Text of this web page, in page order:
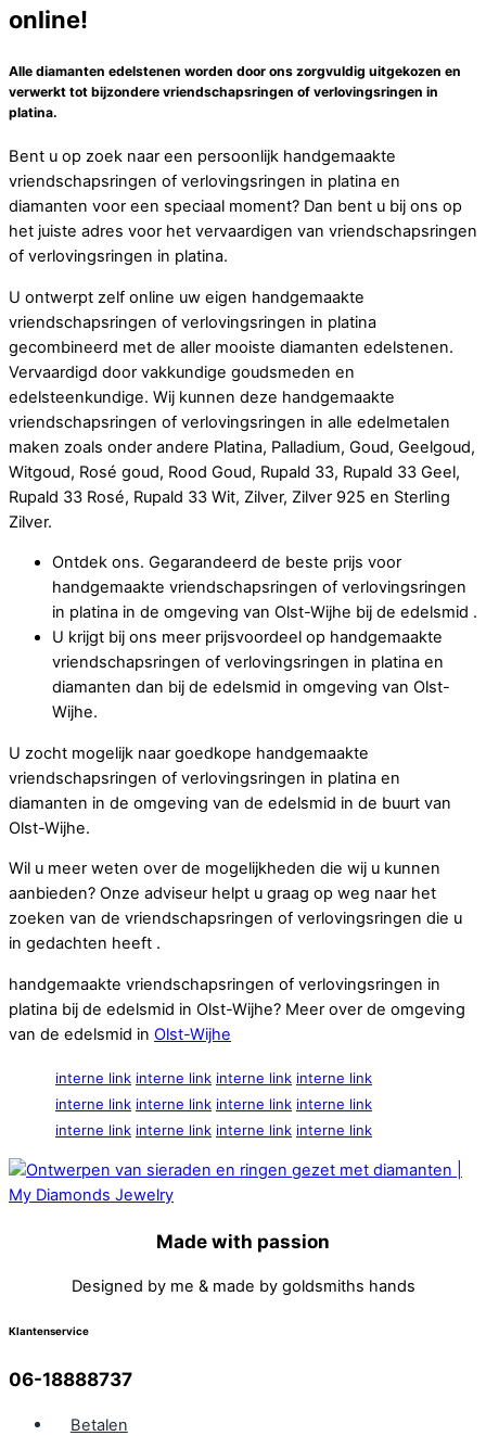
online!
Alle diamanten edelstenen worden door ons zorgvuldig uitgekozen en
verwerkt tot bijzondere vriendschapsringen of verlovingsringen in
platina.
Bent u op zoek naar een persoonlijk handgemaakte
vriendschapsringen of verlovingsringen in platina en
diamanten voor een speciaal moment? Dan bent u bij ons op
het juiste adres voor het vervaardigen van vriendschapsringen
of verlovingsringen in platina.
U ontwerpt zelf online uw eigen handgemaakte
vriendschapsringen of verlovingsringen in platina
gecombineerd met de aller mooiste diamanten edelstenen.
Vervaardigd door vakkundige goudsmeden en
edelsteenkundige. Wij kunnen deze handgemaakte
vriendschapsringen of verlovingsringen in alle edelmetalen
maken zoals onder andere Platina, Palladium, Goud, Geelgoud,
Witgoud, Rosé goud, Rood Goud, Rupald 33, Rupald 33 Geel,
Rupald 33 Rosé, Rupald 33 Wit, Zilver, Zilver 925 en Sterling
Zilver.
Ontdek ons. Gegarandeerd de beste prijs voor
handgemaakte vriendschapsringen of verlovingsringen
in platina in de omgeving van Olst-Wijhe bij de edelsmid .
U krijgt bij ons meer prijsvoordeel op handgemaakte
vriendschapsringen of verlovingsringen in platina en
diamanten dan bij de edelsmid in omgeving van Olst-
Wijhe.
U zocht mogelijk naar goedkope handgemaakte
vriendschapsringen of verlovingsringen in platina en
diamanten in de omgeving van de edelsmid in de buurt van
Olst-Wijhe.
Wil u meer weten over de mogelijkheden die wij u kunnen
aanbieden? Onze adviseur helpt u graag op weg naar het
zoeken van de vriendschapsringen of verlovingsringen die u
in gedachten heeft .
handgemaakte vriendschapsringen of verlovingsringen in
platina bij de edelsmid in Olst-Wijhe? Meer over de omgeving
van de edelsmid in Olst-Wijhe
interne link interne link interne link interne link
interne link interne link interne link interne link
interne link interne link interne link interne link
Made with passion
Designed by me & made by goldsmiths hands
Klantenservice
06-18888737
Betalen